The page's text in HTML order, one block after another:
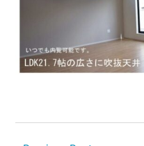
却・
賃
理